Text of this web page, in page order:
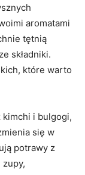
aromatami⁤
tętnią
składniki.
⁤które warto
kimchi ⁢i bulgogi,
się w
potrawy z
⁤zupy,